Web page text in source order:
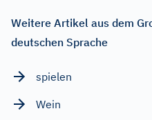
Weitere Artikel aus dem
deutschen Sprache
spielen
Wein